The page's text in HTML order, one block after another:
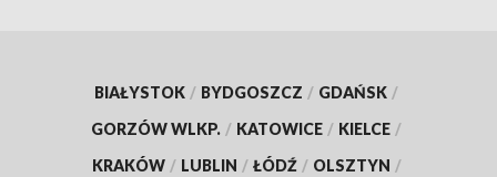
BIAŁYSTOK / BYDGOSZCZ / GDAŃSK /
GORZÓW WLKP. / KATOWICE / KIELCE /
KRAKÓW / LUBLIN / ŁÓDŹ / OLSZTYN /